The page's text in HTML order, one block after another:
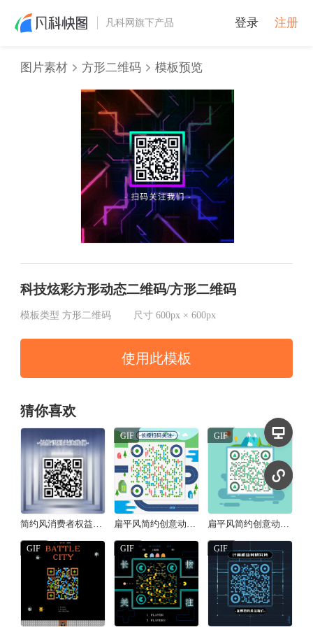
凡科网旗下产品 登录 注册
图片素材 方形二维码 模板预览
科技炫彩方形动态二维码/方形二维码
模板类型 方形二维码 尺寸 600px × 600px
使用此模板
猜你喜欢
GIF GIF
GIF GIF GIF